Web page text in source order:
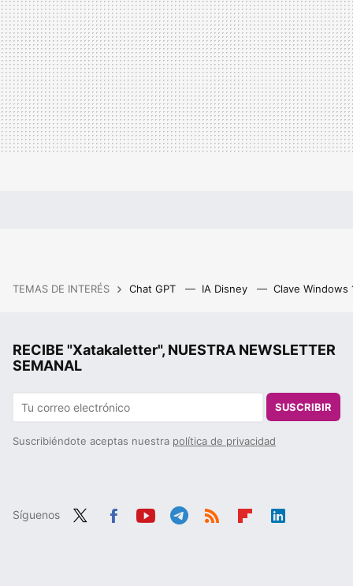
TEMAS DE INTERÉS Chat GPT IA Disney Clave Windows
RECIBE "Xatakaletter", NUESTRA NEWSLETTER
SEMANAL
SUSCRIBIR
Suscribiéndote aceptas nuestra política de privacidad
Síguenos